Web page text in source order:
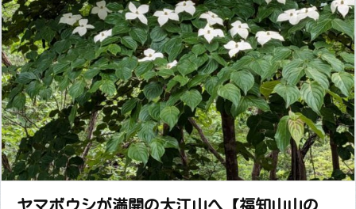
ヤマボウシが満開の大江山へ【福知山山の